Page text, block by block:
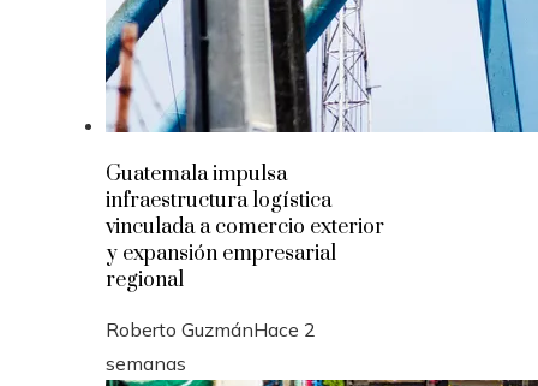
Guatemala impulsa
infraestructura logística
vinculada a comercio exterior
y expansión empresarial
regional
Roberto GuzmánHace 2
semanas